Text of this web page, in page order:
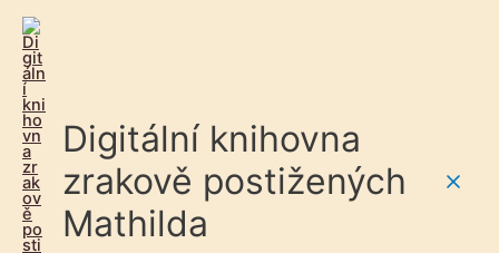
Digitální knihovna
zrakově postižených
Mathilda